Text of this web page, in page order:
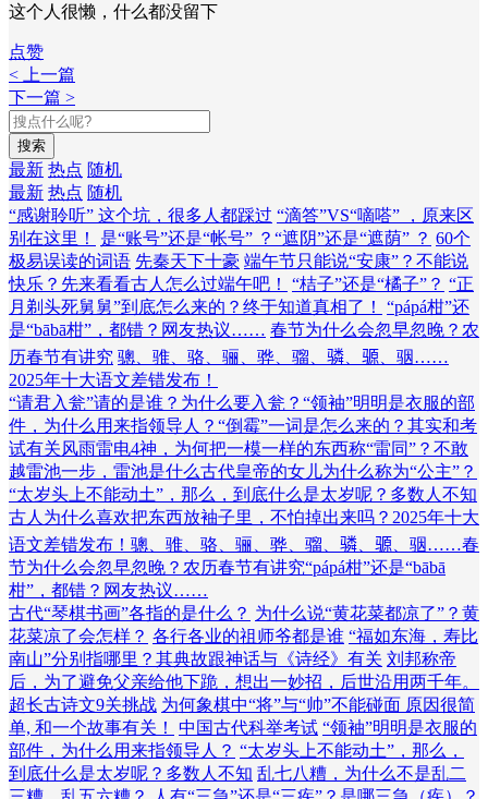
这个人很懒，什么都没留下
点赞
< 上一篇
下一篇 >
搜索
最新 热点 随机
最新 热点 随机
“感谢聆听” 这个坑，很多人都踩过 “滴答”VS“嘀嗒” ，原来区
别在这里！
是“账号”还是“帐号” ？“遮阴”还是“遮荫” ？ 60个
极易误读的词语 先秦天下十豪 端午节只能说“安康”？不能说
快乐？先来看看古人怎么过端午吧！
“桔子”还是“橘子”？ “正
月剃头死舅舅”到底怎么来的？终于知道真相了！
“pápá柑”还
是“bābā柑”，都错？网友热议…… 春节为什么会忽早忽晚？农
历春节有讲究 骢、骓、骆、骊、骅、骝、𬴊、𫘪、骃……
2025年十大语文差错发布！
“请君入瓮”请的是谁？为什么要入瓮？ “领袖”明明是衣服的部
件，为什么用来指领导人？ “倒霉”一词是怎么来的？其实和考
试有关风雨雷电4神，为何把一模一样的东西称“雷同”？ 不敢
越雷池一步，雷池是什么古代皇帝的女儿为什么称为“公主”？
“太岁头上不能动土”，那么，到底什么是太岁呢？多数人不知
古人为什么喜欢把东西放袖子里，不怕掉出来吗？ 2025年十大
语文差错发布！ 骢、骓、骆、骊、骅、骝、𬴊、𫘪、骃……春
节为什么会忽早忽晚？农历春节有讲究“pápá柑”还是“bābā
柑”，都错？网友热议……
古代“琴棋书画”各指的是什么？ 为什么说“黄花菜都凉了”？黄
花菜凉了会怎样？ 各行各业的祖师爷都是谁 “福如东海，寿比
南山”分别指哪里？其典故跟神话与《诗经》有关 刘邦称帝
后，为了避免父亲给他下跪，想出一妙招，后世沿用两千年。
超长古诗文9关挑战 为何象棋中“将”与“帅”不能碰面 原因很简
单, 和一个故事有关！
中国古代科举考试 “领袖”明明是衣服的
部件，为什么用来指领导人？ “太岁头上不能动土”，那么，
到底什么是太岁呢？多数人不知 乱七八糟，为什么不是乱二